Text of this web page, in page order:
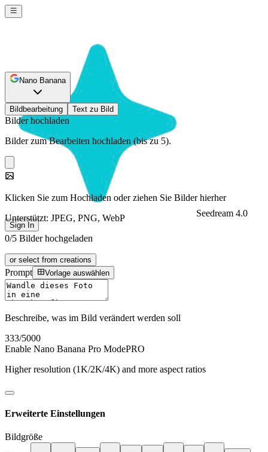
Seedream 4.0
Sign In
Nano Banana
Bildbearbeitung Text zu Bild
Bilder hochladen
Bilder zum Bearbeiten hochladen (bis zu 5).
Klicken Sie zum Hochladen oder ziehen Sie Bilder hierher
Unterstützt: JPEG, PNG, WebP
0/5 Bilder hochgeladen
or select from creations
Prompt Vorlage auswählen
Beschreibe, was im Bild verändert werden soll
333/5000
Enable Nano Banana Pro ModePRO
Higher resolution (1K/2K/4K) and more aspect ratios
Erweiterte Einstellungen
Bildgröße